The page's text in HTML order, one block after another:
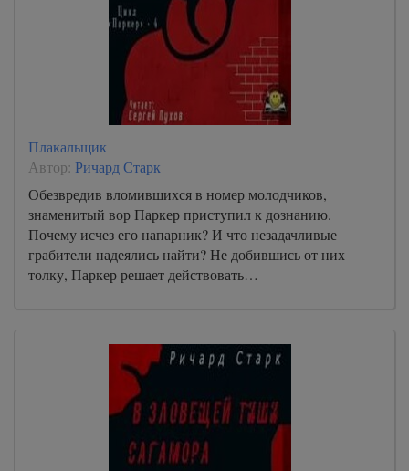
Плакальщик
Автор: Ричард Старк
Обезвредив вломившихся в номер молодчиков,
знаменитый вор Паркер приступил к дознанию.
Почему исчез его напарник? И что незадачливые
грабители надеялись найти? Не добившись от них
толку, Паркер решает действовать…